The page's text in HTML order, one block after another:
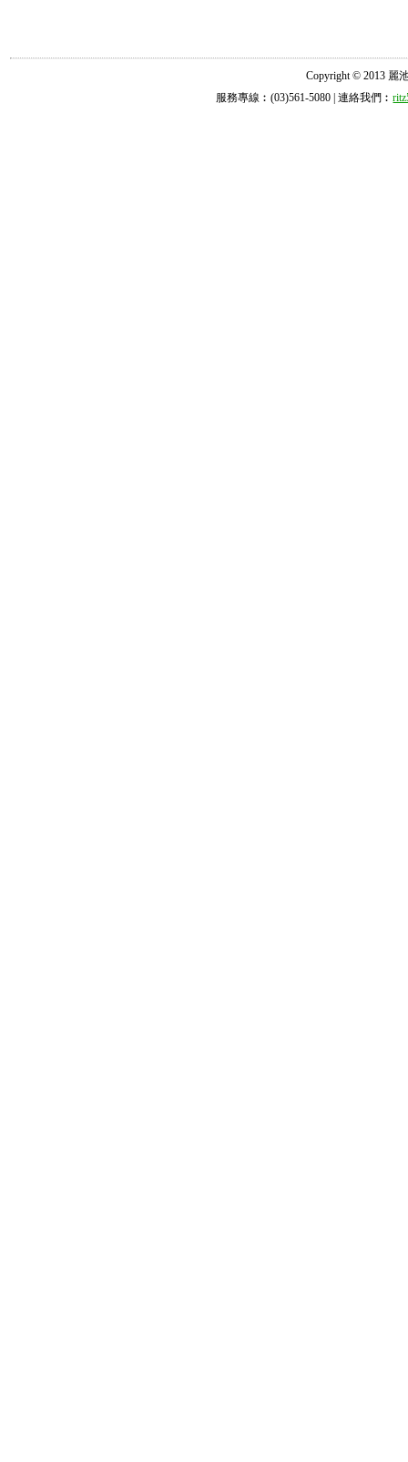
Copyright © 2013 麗
服務專線︰(03)561-5080 | 連絡我們︰